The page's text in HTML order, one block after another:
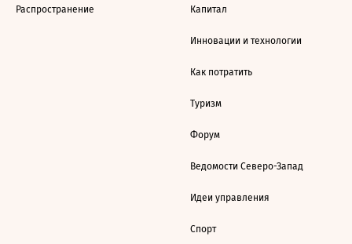
Распространение Капитал
Инновации и технологии
Как потратить
Туризм
Форум
Ведомости Северо-Запад
Идеи управления
Спорт